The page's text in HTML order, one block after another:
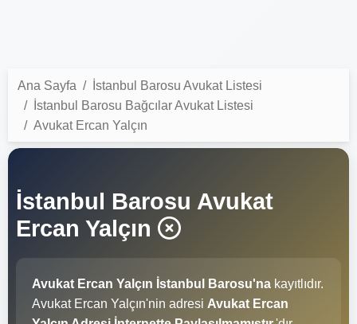
Ana Sayfa
İstanbul Barosu Avukat Listesi
İstanbul Barosu Bağcılar Avukat Listesi
Avukat Ercan Yalçın
İstanbul Barosu Avukat
Ercan Yalçın
Avukat Ercan Yalçın İstanbul Barosu'na kayıtlıdır.
Avukat Ercan Yalçın'nin adresi Avukat Ercan